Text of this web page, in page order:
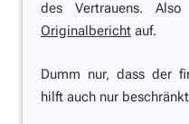
des Vertrauens.
Originalbericht auf.
Dumm nur, dass der
hilft auch nur